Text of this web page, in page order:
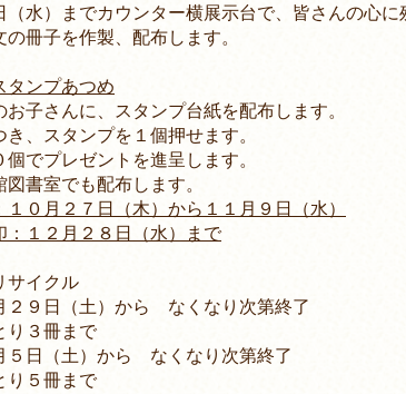
）までカウンター横展示台で、皆さんの心に残
子を作製、配布します。
タンプあつめ
さんに、スタンプ台紙を配布します。
スタンプを１個押せます。
プレゼントを進呈します。
室でも配布します。
１０月２７日（木）から１１月９日（水）
：１２月２８日（水）まで
サイクル
日（土）から なくなり次第終了
冊まで
（土）から なくなり次第終了
冊まで